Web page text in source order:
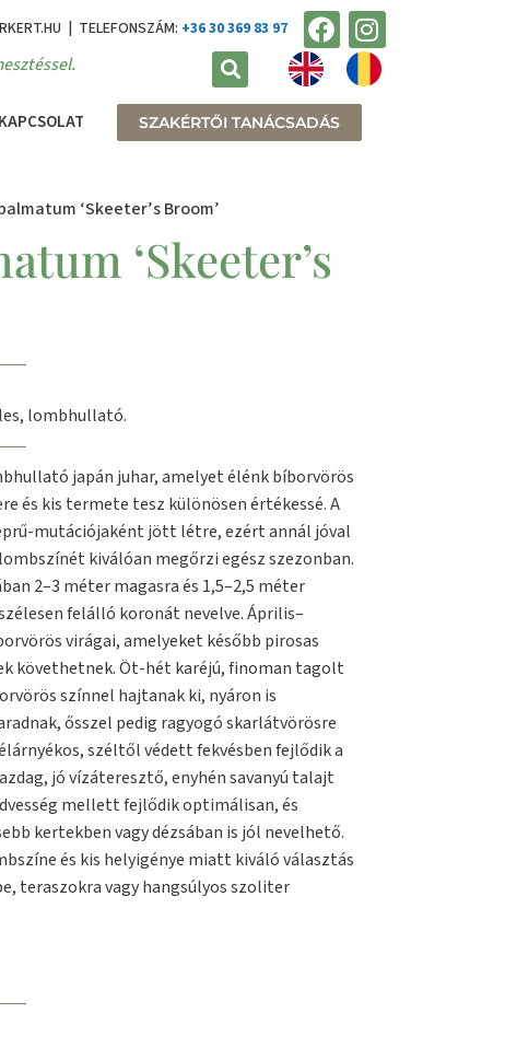
| TELEFONSZÁM: +36 30 369 83 97
KAPCSOLAT SZAKÉRTŐI TANÁCSADÁS
‘Skeeter’s Broom’
‘Skeeter’s
lombhullató.
japán juhar, amelyet élénk bíborvörös
és kis termete tesz különösen értékessé. A
mutációjaként jött létre, ezért annál jóval
kiválóan megőrzi egész szezonban.
2–3 méter magasra és 1,5–2,5 méter
felálló koronát nevelve. Április–
virágai, amelyeket később pirosas
követhetnek. Öt-hét karéjú, finoman tagolt
színnel hajtanak ki, nyáron is
ősszel pedig ragyogó skarlátvörösre
széltől védett fekvésben fejlődik a
jó vízáteresztő, enyhén savanyú talajt
mellett fejlődik optimálisan, és
kertekben vagy dézsában is jól nevelhető.
és kis helyigénye miatt kiváló választás
teraszokra vagy hangsúlyos szoliter